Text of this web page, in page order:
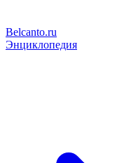
Belcanto.ru
Энциклопедия